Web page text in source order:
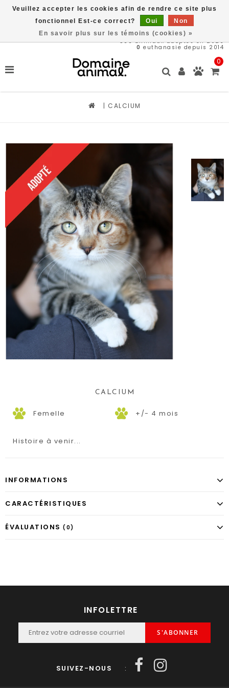
566animaux adoptés en 2026
0 euthanasie depuis 2014
0
| CALCIUM
CALCIUM
Femelle +/- 4 mois
Histoire à venir...
INFORMATIONS
CARACTÉRISTIQUES
ÉVALUATIONS (0)
INFOLETTRE
S'ABONNER
SUIVEZ-NOUS :
Veuillez accepter les cookies afin de rendre ce site plus
fonctionnel Est-ce correct?
Oui
Non
En savoir plus sur les témoins (cookies) »
Livraison gratuite à partir de 89$*